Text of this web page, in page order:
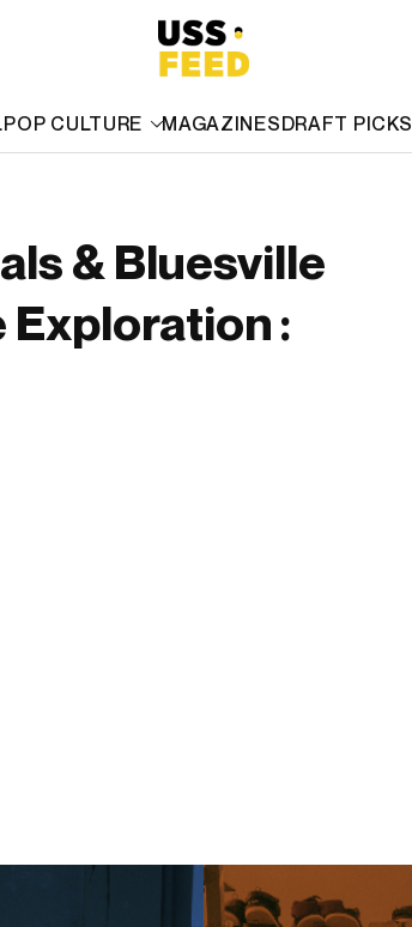
POP CULTURE MAGAZINESDRAFT PICKS
& Bluesville
Exploration :